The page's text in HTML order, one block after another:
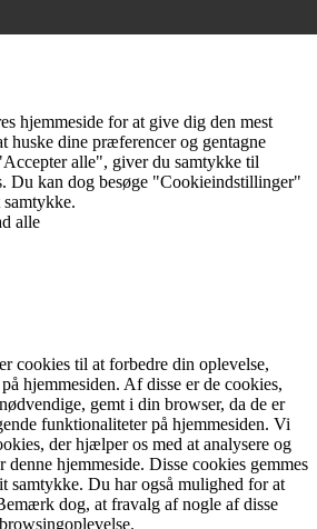
hjemmeside for at give dig den mest
huske dine præferencer og gentagne
alle", giver du samtykke til
Du kan dog besøge "Cookieindstillinger"
alle
cookies til at forbedre din oplevelse,
hjemmesiden. Af disse er de cookies,
gemt i din browser, da de er
funktionaliteter på hjemmesiden. Vi
der hjælper os med at analysere og
hjemmeside. Disse cookies gemmes
samtykke. Du har også mulighed for at
dog, at fravalg af nogle af disse